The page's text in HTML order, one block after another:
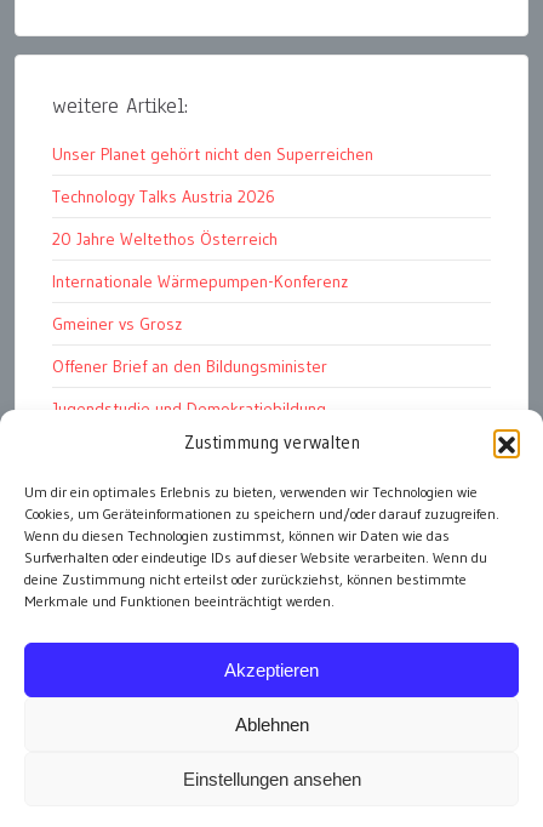
Zustimmung verwalten
Um dir ein optimales Erlebnis zu bieten, verwenden wir Technologien wie
Cookies, um Geräteinformationen zu speichern und/oder darauf zuzugreifen.
Wenn du diesen Technologien zustimmst, können wir Daten wie das
Surfverhalten oder eindeutige IDs auf dieser Website verarbeiten. Wenn du
deine Zustimmung nicht erteilst oder zurückziehst, können bestimmte
Merkmale und Funktionen beeinträchtigt werden.
Akzeptieren
Ablehnen
Einstellungen ansehen
weitere Artikel:
Unser Planet gehört nicht den Superreichen
Technology Talks Austria 2026
20 Jahre Weltethos Österreich
Internationale Wärmepumpen-Konferenz
Gmeiner vs Grosz
Offener Brief an den Bildungsminister
Jugendstudie und Demokratiebildung
Solschenizyn, Dugin und der Westen
Finanzindustrie manipuliert Schüler
Chemtrails Contrails Geoengineering
alle Artikel
Impressum